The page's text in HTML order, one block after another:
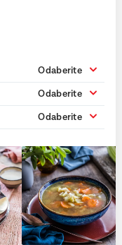
Odaberite
Odaberite
Odaberite